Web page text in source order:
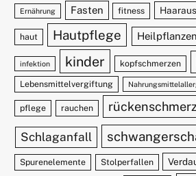
Ernährung Fasten fitness
haut Hautpflege Heilpflanzen
infektion kinder kopfschmerzen
Lebensmittelvergiftung
pflege rauchen
Schlaganfall
Spurenelemente Stolperfallen